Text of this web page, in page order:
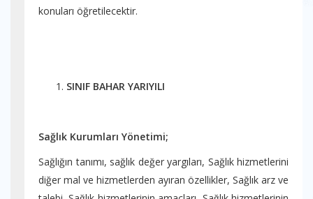
konuları öğretilecektir.
SINIF BAHAR YARIYILI
Sağlık Kurumları Yönetimi;
Sağlığın tanımı, sağlık değer yargıları, Sağlık hizmetlerini
diğer mal ve hizmetlerden ayıran özellikler, Sağlık arz ve